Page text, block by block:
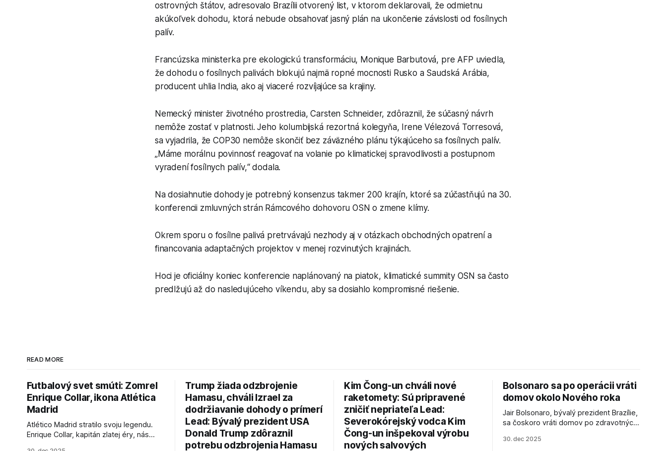
ostrovných štátov, adresovalo Brazílii otvorený list, v ktorom deklarovali, že odmietnu
akúkoľvek dohodu, ktorá nebude obsahovať jasný plán na ukončenie závislosti od fosílnych
palív.
Francúzska ministerka pre ekologickú transformáciu, Monique Barbutová, pre AFP uviedla,
že dohodu o fosílnych palivách blokujú najmä ropné mocnosti Rusko a Saudská Arábia,
producent uhlia India, ako aj viaceré rozvíjajúce sa krajiny.
Nemecký minister životného prostredia, Carsten Schneider, zdôraznil, že súčasný návrh
nemôže zostať v platnosti. Jeho kolumbijská rezortná kolegyňa, Irene Vélezová Torresová,
sa vyjadrila, že COP30 nemôže skončiť bez záväzného plánu týkajúceho sa fosílnych palív.
„Máme morálnu povinnosť reagovať na volanie po klimatickej spravodlivosti a postupnom
vyradení fosílnych palív,“ dodala.
Na dosiahnutie dohody je potrebný konsenzus takmer 200 krajín, ktoré sa zúčastňujú na 30.
konferencii zmluvných strán Rámcového dohovoru OSN o zmene klímy.
Okrem sporu o fosílne palivá pretrvávajú nezhody aj v otázkach obchodných opatrení a
financovania adaptačných projektov v menej rozvinutých krajinách.
Hoci je oficiálny koniec konferencie naplánovaný na piatok, klimatické summity OSN sa často
predlžujú až do nasledujúceho víkendu, aby sa dosiahlo kompromisné riešenie.
READ MORE
Futbalový svet smúti: Zomrel
Enrique Collar, ikona Atlética
Madrid
Atlético Madrid stratilo svoju legendu.
Enrique Collar, kapitán zlatej éry, nás
Trump žiada odzbrojenie
Hamasu, chváli Izrael za
dodržiavanie dohody o prímerí
Lead: Bývalý prezident USA
Donald Trump zdôraznil
potrebu odzbrojenia Hamasu
Kim Čong-un chváli nové
raketomety: Sú pripravené
zničiť nepriateľa Lead:
Severokórejský vodca Kim
Čong-un inšpekoval výrobu
nových salvových
Bolsonaro sa po operácii vráti
domov okolo Nového roka
Jair Bolsonaro, bývalý prezident Brazílie,
sa čoskoro vráti domov po zdravotných
30. dec 2025